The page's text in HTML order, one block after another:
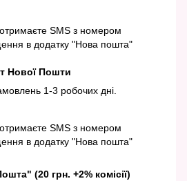
SMS з номером
в додатку "Нова пошта"
Нової Пошти
1-3 робочих дні.
SMS з номером
в додатку "Нова пошта"
(20 грн. +2% комісії)